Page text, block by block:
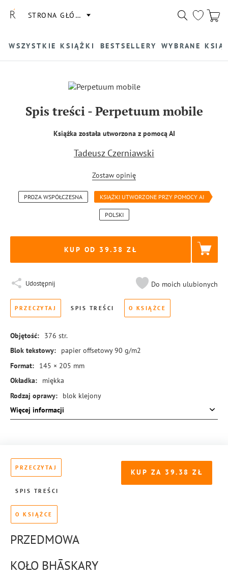
STRONA GŁÓWNA
WSZYSTKIE KSIĄŻKI BESTSELLERY WYBRANE
Spis treści-Perpetuum mobile
Książka została utworzona z pomocą AI
Tadeusz Czerniawski
Zostaw opinię
PROZA WSPÓŁCZESNA KSIĄŻKI UTWORZONE PRZY POMOCY AI
POLSKI
KUP OD 39.38
Udostępnij Do moich ulubionych
PRZECZYTAJ SPIS TREŚCI O KSIĄŻCE
Objętość: 376 str.
Blok tekstowy:
papier offsetowy 90 g/m2
Format:
145 × 205 mm
Okładka:
miękka
Rodzaj oprawy:
blok klejony
ISBN:
978-83-8455-114-1
Więcej informacji
KUP ZA 39.38
PRZECZYTAJ
SPIS TREŚCI
O KSIĄŻCE
PRZEDMOWA
KOŁO BHĀSKARY